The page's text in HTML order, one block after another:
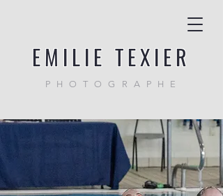
EMILIE TEXIER
PHOTOGRAPHE